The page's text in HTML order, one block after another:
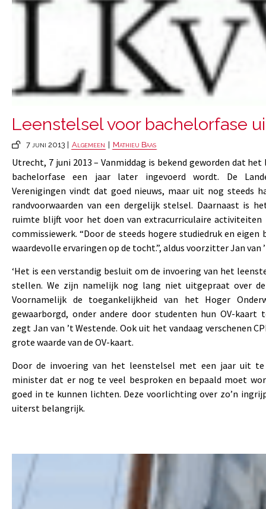
Leenstelsel voor bachelorfase
7 juni 2013 | Algemeen Mathieu Baas
Utrecht, 7 juni 2013 – Vanmiddag is bekend geworden dat
bachelorfase een jaar later ingevoerd wordt. De
Verenigingen vindt dat goed nieuws, maar uit nog steeds
randvoorwaarden van een dergelijk stelsel. Daarnaast is
ruimte blijft voor het doen van extracurriculaire activiteiten
commissiewerk. “Door de steeds hogere studiedruk en eigen
waardevolle ervaringen op de tocht.”, aldus voorzitter Jan van
‘Het is een verstandig besluit om de invoering van het
stellen. We zijn namelijk nog lang niet uitgepraat over de
Voornamelijk de toegankelijkheid van het Hoger
gewaarborgd, onder andere door studenten hun OV-kaart
zegt Jan van ’t Westende. Ook uit het vandaag verschenen
grote waarde van de OV-kaart.
Door de invoering van het leenstelsel met een jaar uit
minister dat er nog te veel besproken en bepaald moet
goed in te kunnen lichten. Deze voorlichting over zo’n
uiterst belangrijk.